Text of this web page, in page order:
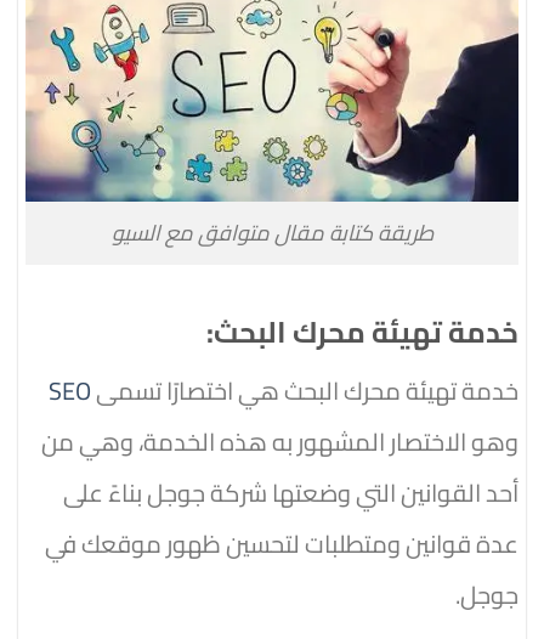
طريقة كتابة مقال متوافق مع السيو
خدمة تهيئة محرك البحث:
خدمة تهيئة محرك البحث هي اختصارًا تسمىSEO
وهو الاختصار المشهور به هذه الخدمة، وهي من
أحد القوانين التي وضعتها شركة جوجل بناءً على
عدة قوانين ومتطلبات لتحسين ظهور موقعك في
جوجل.